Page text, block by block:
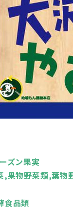
ズン果実
,果物野菜類,葉物
食品類